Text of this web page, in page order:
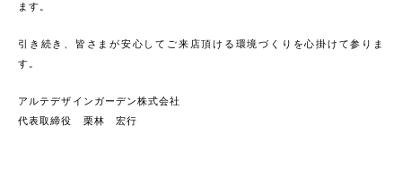
ます。
引き続き、皆さまが安心してご来店頂ける環境づくりを心掛けて参りま
す。
アルテデザインガーデン株式会社
代表取締役 栗林 宏行